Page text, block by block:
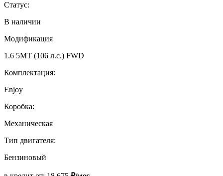
Статус:
В наличии
Модификация
1.6 5MT (106 л.с.) FWD
Комплектация:
Enjoy
Коробка:
Механическая
Тип двигателя:
Бензиновый